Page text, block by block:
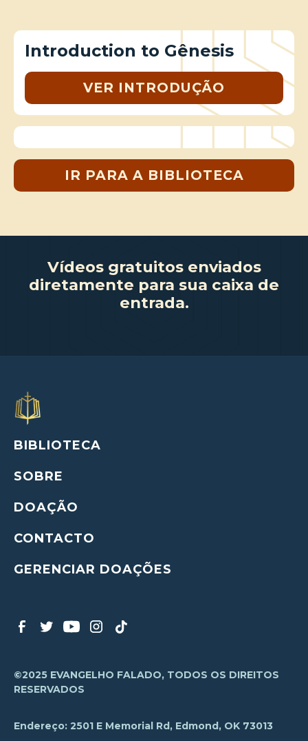
Introduction to Gênesis
VER INTRODUÇÃO
IR PARA A BIBLIOTECA
Vídeos gratuitos enviados
diretamente para sua caixa de
entrada.
BIBLIOTECA
SOBRE
DOAÇÃO
CONTACTO
GERENCIAR DOAÇÕES
©2025 EVANGELHO FALADO, TODOS OS DIREITOS
RESERVADOS
Endereço: 2501 E Memorial Rd, Edmond, OK 73013